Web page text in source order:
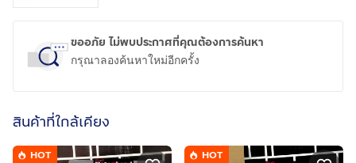
ขออภัย ไม่พบประกาศที่คุณต้องการค้นหา
กรุณาลองค้นหาใหม่อีกครั้ง
สินค้าที่ใกล้เคียง
HOT HOT